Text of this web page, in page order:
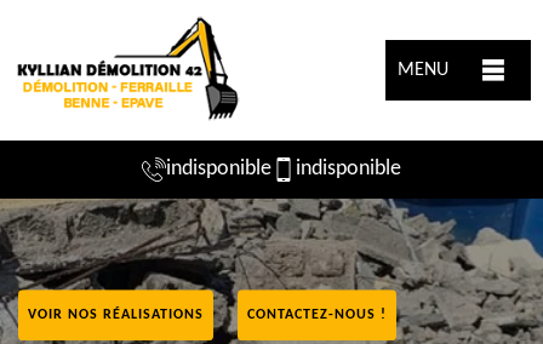
MENU
indisponible indisponible
VOIR NOS RÉALISATIONS CONTACTEZ-NOUS !